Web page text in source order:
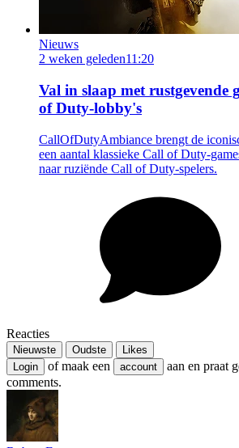
Nieuws
2 weken geleden11:20
Val in slaap met rustgevende
of Duty-lobby's
CallOfDutyAmbiance brengt de
een aantal klassieke Call of Duty-
naar ruziënde Call of Duty-spelers.
Reacties
Nieuwste Oudste
Likes
Login
of maak een account
aan en praat
comments.